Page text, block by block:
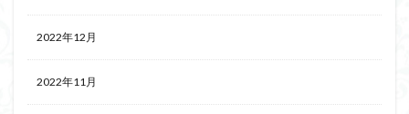
2022年12月
2022年11月